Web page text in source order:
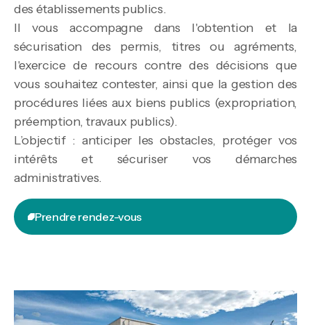
des établissements publics.
Il vous accompagne dans l'obtention et la
sécurisation des permis, titres ou agréments,
l'exercice de recours contre des décisions que
vous souhaitez contester, ainsi que la gestion des
procédures liées aux biens publics (expropriation,
préemption, travaux publics).
L’objectif : anticiper les obstacles, protéger vos
intérêts et sécuriser vos démarches
administratives.
Prendre rendez-vous
Prendre rendez-vous